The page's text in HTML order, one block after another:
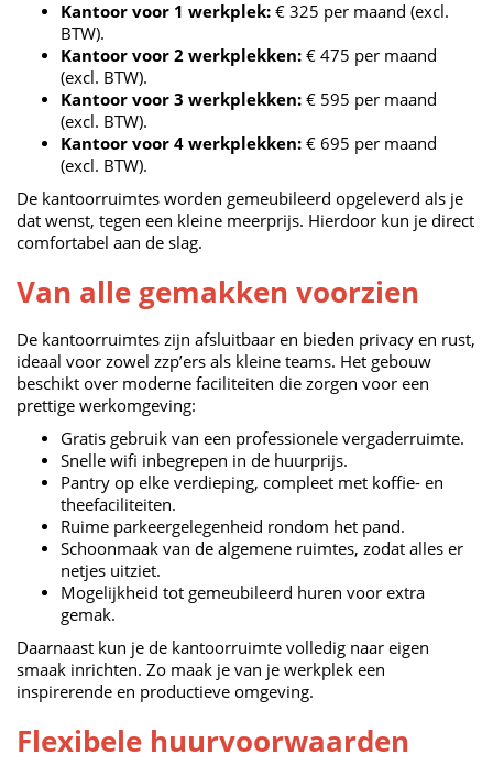
Kantoor voor 1 werkplek: € 325 per maand (excl.
BTW).
Kantoor voor 2 werkplekken: € 475 per maand
(excl. BTW).
Kantoor voor 3 werkplekken: € 595 per maand
(excl. BTW).
Kantoor voor 4 werkplekken: € 695 per maand
(excl. BTW).
De kantoorruimtes worden gemeubileerd opgeleverd als je
dat wenst, tegen een kleine meerprijs. Hierdoor kun je direct
comfortabel aan de slag.
Van alle gemakken voorzien
De kantoorruimtes zijn afsluitbaar en bieden privacy en rust,
ideaal voor zowel zzp’ers als kleine teams. Het gebouw
beschikt over moderne faciliteiten die zorgen voor een
prettige werkomgeving:
Gratis gebruik van een professionele vergaderruimte.
Snelle wifi inbegrepen in de huurprijs.
Pantry op elke verdieping, compleet met koffie- en
theefaciliteiten.
Ruime parkeergelegenheid rondom het pand.
Schoonmaak van de algemene ruimtes, zodat alles er
netjes uitziet.
Mogelijkheid tot gemeubileerd huren voor extra
gemak.
Daarnaast kun je de kantoorruimte volledig naar eigen
smaak inrichten. Zo maak je van je werkplek een
inspirerende en productieve omgeving.
Flexibele huurvoorwaarden